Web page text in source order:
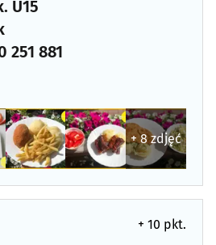
U15
251 881
+ 8 zdjęć
+ 10 pkt.